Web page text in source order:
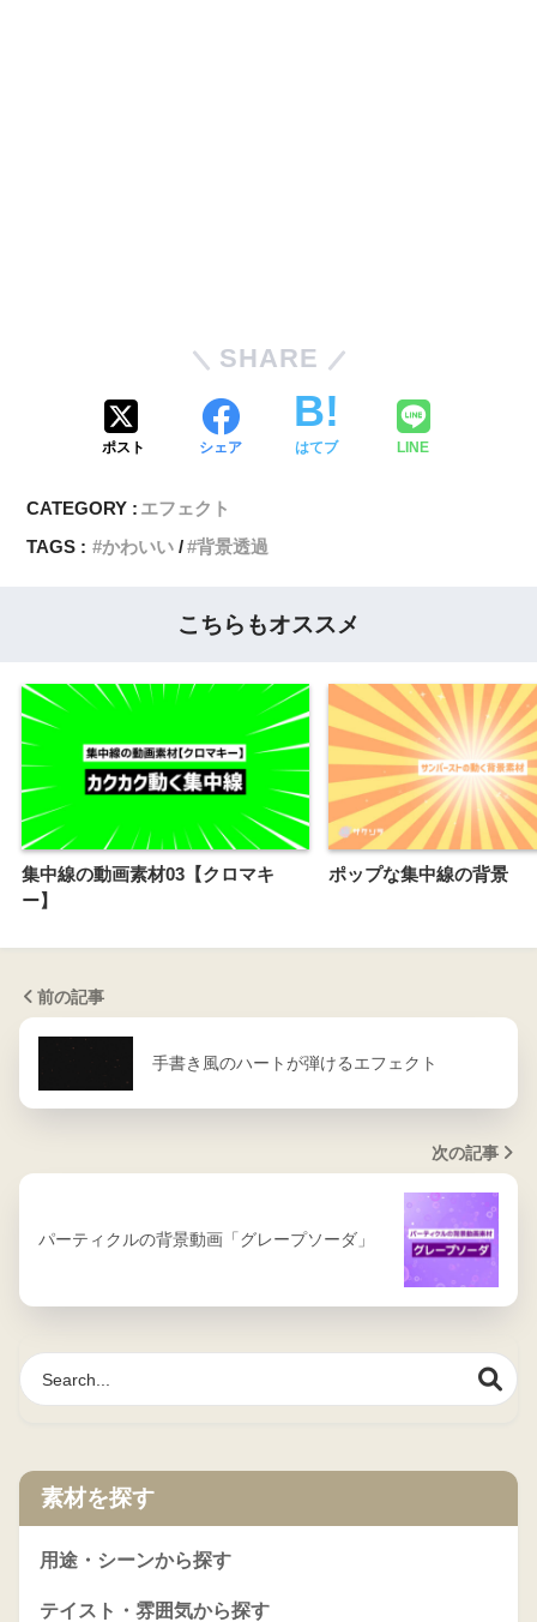
SHARE
ポスト シェア はてブ LINE
CATEGORY : エフェクト
TAGS :
かわいい 背景透過
こちらもオススメ
集中線の動画素材03【クロマキ
ー】
ポップな集中線の背景
前の記事
手書き風のハートが弾けるエフェクト
次の記事
パーティクルの背景動画「グレープソーダ」
素材を探す
用途・シーンから探す
テイスト・雰囲気から探す